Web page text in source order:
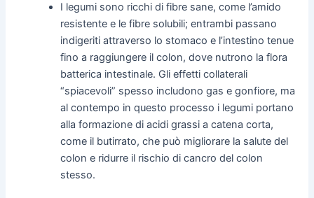
I legumi sono ricchi di fibre sane, come l’amido
resistente e le fibre solubili; entrambi passano
indigeriti attraverso lo stomaco e l’intestino tenue
fino a raggiungere il colon, dove nutrono la flora
batterica intestinale. Gli effetti collaterali
“spiacevoli” spesso includono gas e gonfiore, ma
al contempo in questo processo i legumi portano
alla formazione di acidi grassi a catena corta,
come il butirrato, che può migliorare la salute del
colon e ridurre il rischio di cancro del colon
stesso.